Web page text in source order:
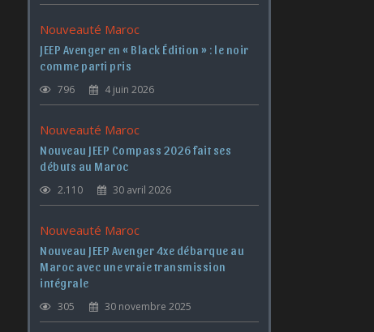
Nouveauté Maroc
JEEP Avenger en « Black Édition » : le noir
comme parti pris
796
4 juin 2026
Nouveauté Maroc
Nouveau JEEP Compass 2026 fait ses
débuts au Maroc
2.110
30 avril 2026
Nouveauté Maroc
Nouveau JEEP Avenger 4xe débarque au
Maroc avec une vraie transmission
intégrale
305
30 novembre 2025